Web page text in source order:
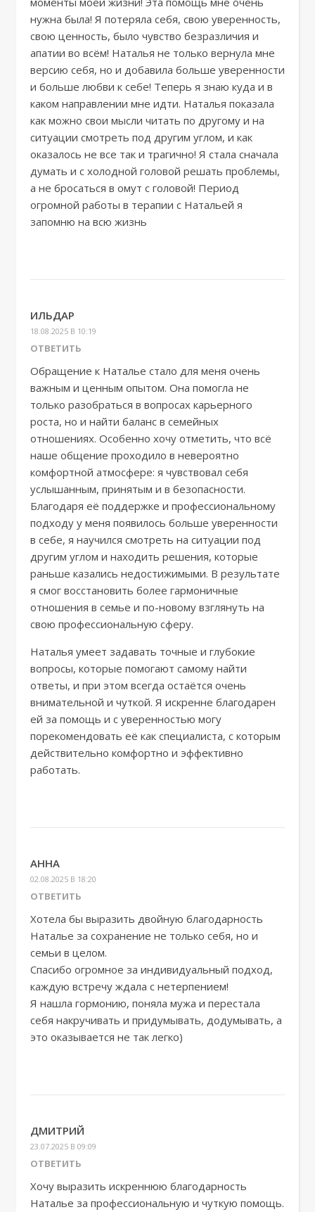
нужна была! Я потеряла себя, свою уверенность,
свою ценность, было чувство безразличия и
апатии во всём! Наталья не только вернула мне
версию себя, но и добавила больше уверенности
и больше любви к себе! Теперь я знаю куда и в
каком направлении мне идти. Наталья показала
как можно свои мысли читать по другому и на
ситуации смотреть под другим углом, и как
оказалось не все так и трагично! Я стала сначала
думать и с холодной головой решать проблемы,
а не бросаться в омут с головой! Период
огромной работы в терапии с Натальей я
запомню на всю жизнь
ИЛЬДАР
18.08.2025 В 10:19
ОТВЕТИТЬ
Обращение к Наталье стало для меня очень
важным и ценным опытом. Она помогла не
только разобраться в вопросах карьерного
роста, но и найти баланс в семейных
отношениях. Особенно хочу отметить, что всё
наше общение проходило в невероятно
комфортной атмосфере: я чувствовал себя
услышанным, принятым и в безопасности.
Благодаря её поддержке и профессиональному
подходу у меня появилось больше уверенности
в себе, я научился смотреть на ситуации под
другим углом и находить решения, которые
раньше казались недостижимыми. В результате
я смог восстановить более гармоничные
отношения в семье и по-новому взглянуть на
свою профессиональную сферу.
Наталья умеет задавать точные и глубокие
вопросы, которые помогают самому найти
ответы, и при этом всегда остаётся очень
внимательной и чуткой. Я искренне благодарен
ей за помощь и с уверенностью могу
порекомендовать её как специалиста, с которым
действительно комфортно и эффективно
работать.
АННА
02.08.2025 В 18:20
ОТВЕТИТЬ
Хотела бы выразить двойную благодарность
Наталье за сохранение не только себя, но и
семьи в целом.
Спасибо огромное за индивидуальный подход,
каждую встречу ждала с нетерпением!
Я нашла гормонию, поняла мужа и перестала
себя накручивать и придумывать, додумывать, а
это оказывается не так легко)
ДМИТРИЙ
23.07.2025 В 09:09
ОТВЕТИТЬ
Хочу выразить искреннюю благодарность
Наталье за профессиональную и чуткую помощь.